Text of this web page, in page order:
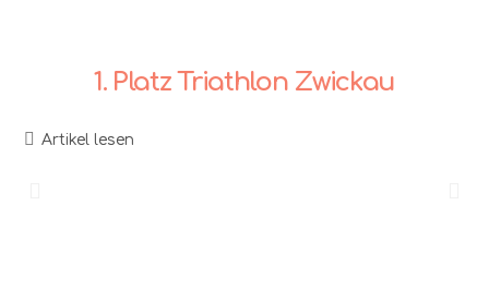
1. Platz Triathlon Zwickau
Artikel lesen